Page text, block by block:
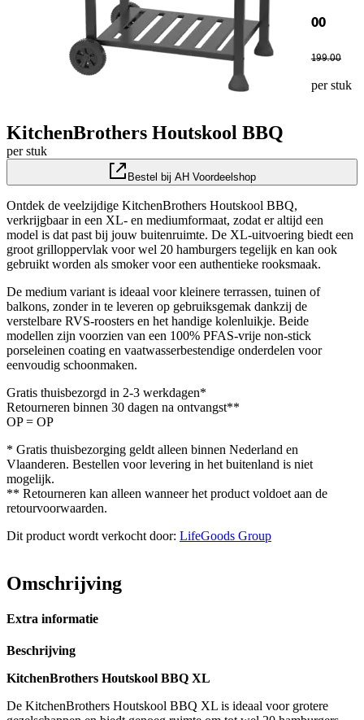
00
199.00
per stuk
KitchenBrothers Houtskool BBQ
per stuk
Bestel bij AH Voordeelshop
Ontdek de veelzijdige KitchenBrothers Houtskool BBQ,
verkrijgbaar in een XL- en mediumformaat, zodat er altijd een
model is dat past bij jouw buitenruimte. De XL-uitvoering biedt een
groot grilloppervlak voor wel 20 hamburgers tegelijk en kan ook
gebruikt worden als smoker voor een authentieke rooksmaak.
De medium variant is ideaal voor kleinere terrassen, tuinen of
balkons, zonder in te leveren op gebruiksgemak dankzij de
verstelbare RVS-roosters en het handige kolenluikje. Beide
modellen zijn voorzien van een 100% PFAS-vrije non-stick
porseleinen coating en vaatwasserbestendige onderdelen voor
eenvoudig schoonmaken.
Gratis thuisbezorgd in 2-3 werkdagen*
Retourneren binnen 30 dagen na ontvangst**
OP = OP
* Gratis thuisbezorging geldt alleen binnen Nederland en
Vlaanderen. Bestellen voor levering in het buitenland is niet
mogelijk.
** Retourneren kan alleen wanneer het product voldoet aan de
retourvoorwaarden.
Dit product wordt verkocht door: LifeGoods Group
Omschrijving
Extra informatie
Beschrijving
KitchenBrothers Houtskool BBQ XL
De KitchenBrothers Houtskool BBQ XL is ideaal voor grotere